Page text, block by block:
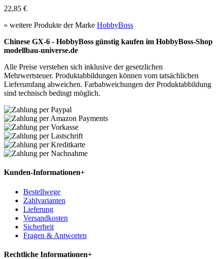
22,85 €
» weitere Produkte der Marke HobbyBoss
Chinese GX-6 - HobbyBoss günstig kaufen im HobbyBoss-Shop
modellbau-universe.de
Alle Preise verstehen sich inklusive der gesetzlichen
Mehrwertsteuer. Produktabbildungen können vom tatsächlichen
Lieferumfang abweichen. Farbabweichungen der Produktabbildung
sind technisch bedingt möglich.
Kunden-Informationen+
Bestellwege
Zahlvarianten
Lieferung
Versandkosten
Sicherheit
Fragen & Antworten
Rechtliche Informationen+